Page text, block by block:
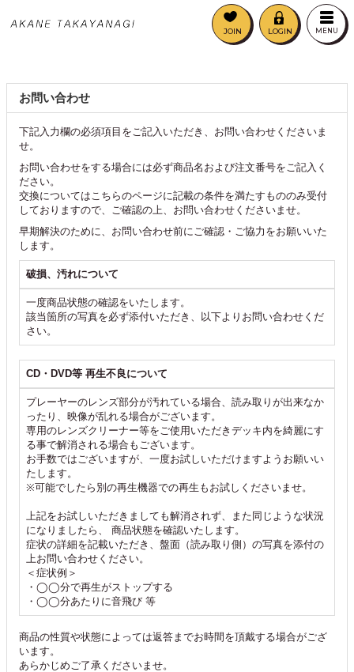
JOIN LOGIN MENU
お問い合わせ
下記入力欄の必須項目をご記入いただき、お問い合わせくださいま
せ。
お問い合わせをする場合には必ず商品名および注文番号をご記入く
ださい。
交換についてはこちらのページに記載の条件を満たすもののみ受付
しておりますので、ご確認の上、お問い合わせくださいませ。
早期解決のために、お問い合わせ前にご確認・ご協力をお願いいた
します。
破損、汚れについて
一度商品状態の確認をいたします。
該当箇所の写真を必ず添付いただき、以下よりお問い合わせくだ
さい。
CD・DVD等 再生不良について
プレーヤーのレンズ部分が汚れている場合、読み取りが出来なか
ったり、映像が乱れる場合がございます。
専用のレンズクリーナー等をご使用いただきデッキ内を綺麗にす
る事で解消される場合もございます。
お手数ではございますが、一度お試しいただけますようお願いい
たします。
※可能でしたら別の再生機器での再生もお試しくださいませ。
上記をお試しいただきましても解消されず、また同じような状況
になりましたら、 商品状態を確認いたします。
症状の詳細を記載いただき、盤面（読み取り側）の写真を添付の
上お問い合わせください。
＜症状例＞
・◯◯分で再生がストップする
・◯◯分あたりに音飛び 等
商品の性質や状態によっては返答までお時間を頂戴する場合がござ
います。
あらかじめご了承くださいませ。